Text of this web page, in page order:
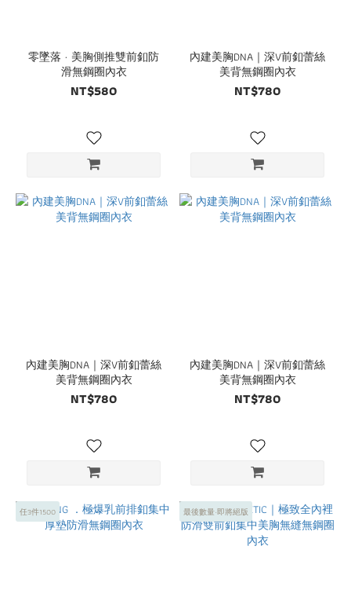
零墜落 · 美胸側推雙前釦防
滑無鋼圈內衣
NT$580
內建美胸DNA｜深V前釦蕾絲
美背無鋼圈內衣
NT$780
內建美胸DNA｜深V前釦蕾絲
美背無鋼圈內衣
NT$780
內建美胸DNA｜深V前釦蕾絲
美背無鋼圈內衣
NT$780
任3件1500 最後數量·即將絕版